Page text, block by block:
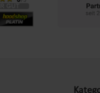
wir ihnen bieten. Von der
Kunden überzeugt hat
Living decken eine